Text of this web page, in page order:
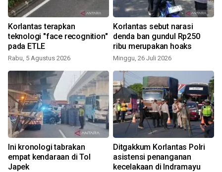
Korlantas terapkan
teknologi "face recognition"
pada ETLE
Rabu, 5 Agustus 2026
Korlantas sebut narasi
denda ban gundul Rp250
ribu merupakan hoaks
Minggu, 26 Juli 2026
Ini kronologi tabrakan
empat kendaraan di Tol
Japek
Ditgakkum Korlantas Polri
asistensi penanganan
kecelakaan di Indramayu